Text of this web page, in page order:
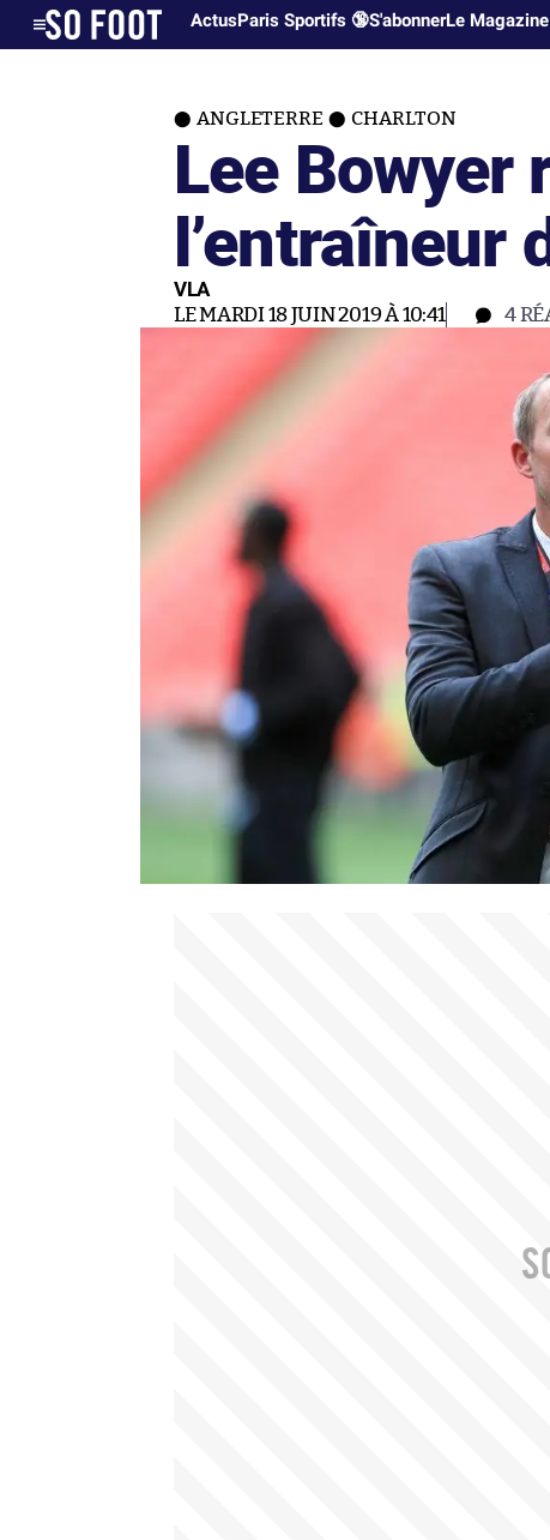
ActusParis Sportifs 🔞S'abonnerLe Magazine
ANGLETERRE CHARLTON
Lee Bowyer
l’entraîneur
VLA
LE MARDI 18 JUIN 2019 À 10:41 4